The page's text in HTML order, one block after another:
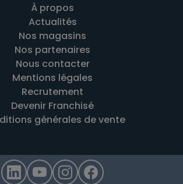
À propos
Actualités
Nos magasins
Nos partenaires
Nous contacter
Mentions légales
Recrutement
Devenir Franchisé
générales de vente